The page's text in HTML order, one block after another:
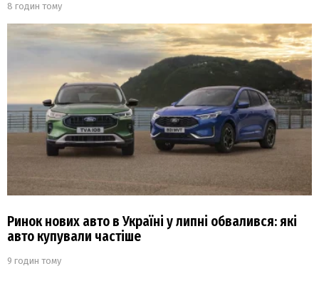
8 годин тому
Ринок нових авто в Україні у липні обвалився: які
авто купували частіше
9 годин тому